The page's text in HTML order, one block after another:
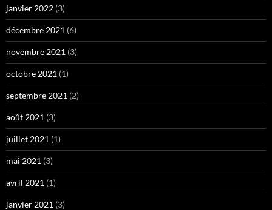
janvier 2022 (3)
décembre 2021 (6)
novembre 2021 (3)
octobre 2021 (1)
septembre 2021 (2)
août 2021 (3)
juillet 2021 (1)
mai 2021 (3)
avril 2021 (1)
janvier 2021 (3)